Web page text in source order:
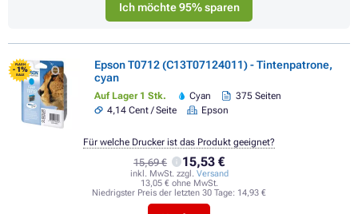
Ich möchte 95% sparen
FLASH
- 1%
SALE
Epson T0712 (C13T07124011) - Tintenpatrone,
cyan
Auf Lager 1 Stk. Cyan
375 Seiten
4,14 Cent / Seite
Epson
15,69 € 15,53 €
inkl. MwSt. zzgl. Versand
13,05 € ohne MwSt.
Niedrigster Preis der letzten 30 Tage: 14,93 €
Für welche Drucker ist das Produkt geeignet?